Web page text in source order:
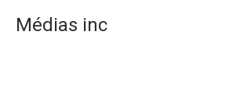
Médias inc